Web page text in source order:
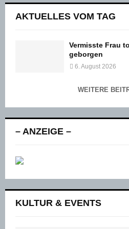
AKTUELLES VOM TAG
Vermisste Frau
geborgen
6. August 2026
WEITERE
– ANZEIGE –
KULTUR & EVENTS